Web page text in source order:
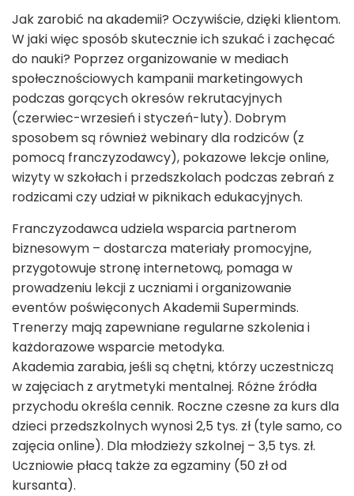
Jak zarobić na akademii? Oczywiście, dzięki klientom.
W jaki więc sposób skutecznie ich szukać i zachęcać
do nauki? Poprzez organizowanie w mediach
społecznościowych kampanii marketingowych
podczas gorących okresów rekrutacyjnych
(czerwiec-wrzesień i styczeń-luty). Dobrym
sposobem są również webinary dla rodziców (z
pomocą franczyzodawcy), pokazowe lekcje online,
wizyty w szkołach i przedszkolach podczas zebrań z
rodzicami czy udział w piknikach edukacyjnych.
Franczyzodawca udziela wsparcia partnerom
biznesowym – dostarcza materiały promocyjne,
przygotowuje stronę internetową, pomaga w
prowadzeniu lekcji z uczniami i organizowanie
eventów poświęconych Akademii Superminds.
Trenerzy mają zapewniane regularne szkolenia i
każdorazowe wsparcie metodyka.
Akademia zarabia, jeśli są chętni, którzy uczestniczą
w zajęciach z arytmetyki mentalnej. Różne źródła
przychodu określa cennik. Roczne czesne za kurs dla
dzieci przedszkolnych wynosi 2,5 tys. zł (tyle samo, co
zajęcia online). Dla młodzieży szkolnej – 3,5 tys. zł.
Uczniowie płacą także za egzaminy (50 zł od
kursanta).